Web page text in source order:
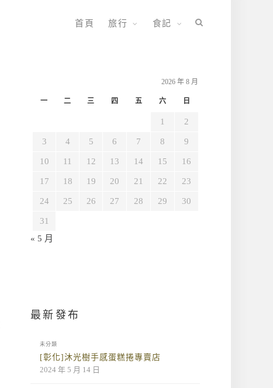
首頁 旅行 食記
2026 年 8 月
一 二 三 四 五 六 日
1 2
3 4 5 6 7 8 9
10 11 12 13 14 15 16
17 18 19 20 21 22 23
24 25 26 27 28 29 30
31
« 5 月
最新發布
未分類
[彰化]沐光樹手感蛋糕捲專賣店
2024 年 5 月 14 日